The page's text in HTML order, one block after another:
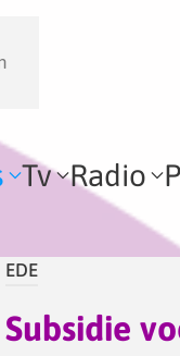
Tv Radio
EDE
Subsidie